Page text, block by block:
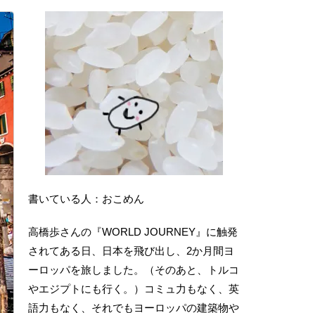
書いている人：おこめん
高橋歩さんの『WORLD JOURNEY』に触発
されてある日、日本を飛び出し、2か月間ヨ
ーロッパを旅しました。（そのあと、トルコ
やエジプトにも行く。）コミュ力もなく、英
語力もなく、それでもヨーロッパの建築物や